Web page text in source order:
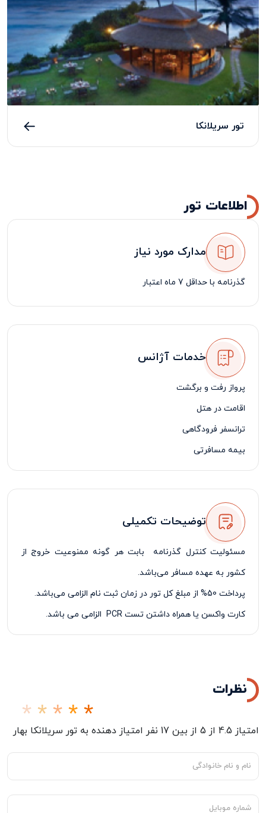
تور سریلانکا
اطلاعات تور
مدارک مورد نیاز
گذرنامه با حداقل 7 ماه اعتبار
خدمات آژانس
پرواز رفت و برگشت
اقامت در هتل
ترانسفر فرودگاهی
بیمه مسافرتی
لیدر فارسی زبان
توضیحات تکمیلی
مسئولیت کنترل گذرنامه بابت هر گونه ممنوعیت خروج از
کشور به عهده مسافر می‌باشد.
پرداخت 50% از مبلغ کل تور در زمان ثبت نام الزامی می‌باشد.
کارت واکسن یا همراه داشتن تست PCR الزامی می باشد.
روز اول:رسیدن به شهر زیبای کلمبو
روز چهارم:بازدید از موزه جم
روز ششم:بازدید از آبشار و مزارع چای،بازدید از دریاچهgregory
روز هفتم:باغ هاکگالا،پارک ویکتوریا،مزارع strawberry
نظرات
امتیاز 4.5 از 5 از بین 17 نفر امتیاز دهنده به تور سریلانکا بهار